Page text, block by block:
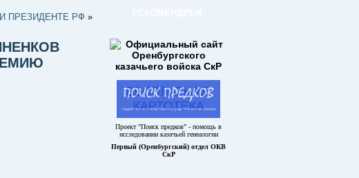
ПРЕЗИДЕНТЕ РФ »
Проект "Поиск предков" - помощь в
исследовании казачьей генеалогии
Первый (Оренбургский) отдел ОКВ
СкР